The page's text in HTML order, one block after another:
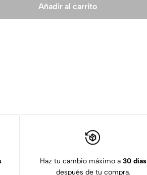
Añadir al carrito
Haz tu cambio máximo a 30 días
después de tu compra.